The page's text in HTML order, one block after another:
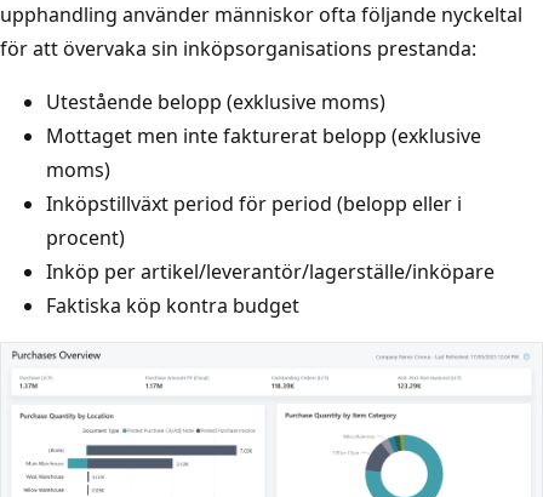
upphandling använder människor ofta följande nyckeltal
för att övervaka sin inköpsorganisations prestanda:
Utestående belopp (exklusive moms)
Mottaget men inte fakturerat belopp (exklusive
moms)
Inköpstillväxt period för period (belopp eller i
procent)
Inköp per artikel/leverantör/lagerställe/inköpare
Faktiska köp kontra budget